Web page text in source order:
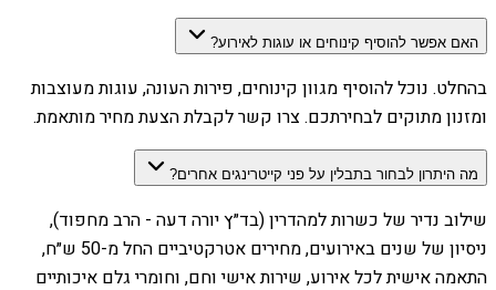
האם אפשר להוסיף קינוחים או עוגות לאירוע?
בהחלט. נוכל להוסיף מגוון קינוחים, פירות העונה, עוגות מעוצבות
ומזנון מתוקים לבחירתכם. צרו קשר לקבלת הצעת מחיר מותאמת.
מה היתרון לבחור בתבלין על פני קייטרינגים אחרים?
שילוב נדיר של כשרות למהדרין (בד״ץ יורה דעה - הרב מחפוד),
ניסיון של שנים באירועים, מחירים אטרקטיביים החל מ-50 ש״ח,
התאמה אישית לכל אירוע, שירות אישי וחם, וחומרי גלם איכותיים